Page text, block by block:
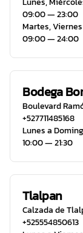
09:00 ― 23:00
Martes,
09:00 ― 24:00
Bodega
Boulevard
+527711485168
Lunes a
10:00 ― 21:30
Tlalpan
Calzada de
+525554850613